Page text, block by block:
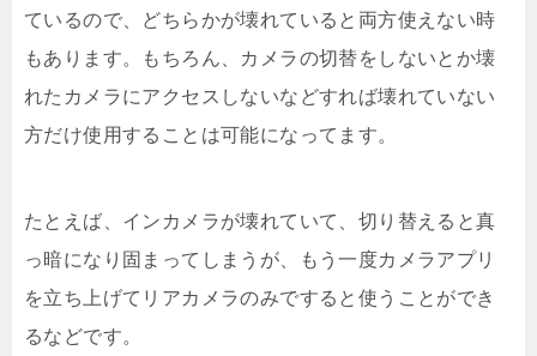
ているので、どちらかが壊れていると両方使えない時
もあります。もちろん、カメラの切替をしないとか壊
れたカメラにアクセスしないなどすれば壊れていない
方だけ使用することは可能になってます。
たとえば、インカメラが壊れていて、切り替えると真
っ暗になり固まってしまうが、もう一度カメラアプリ
を立ち上げてリアカメラのみですると使うことができ
るなどです。